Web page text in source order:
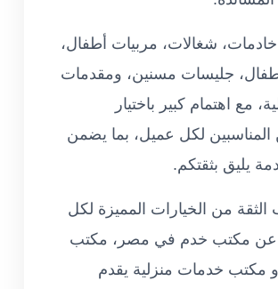
شغالات، مربيات أطفال،
جليسات مسنين، ومقدمات
مع اهتمام كبير باختيار
لكل عميل، بما يضمن
يليق بثقتكم.
من الخيارات المميزة لكل
مكتب خدم في مصر، مكتب
مكتب خدمات منزلية يقدم